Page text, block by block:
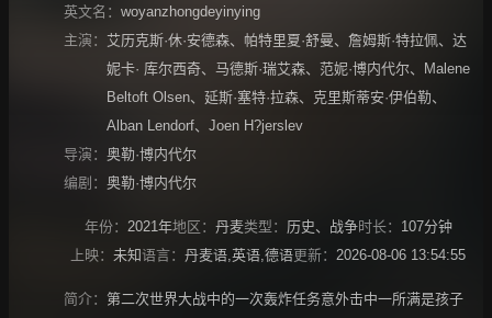
英文名： woyanzhongdeyinying
主演： 艾历克斯·休·安德森、 帕特里夏·舒曼、 詹姆斯·特拉佩、 达
妮卡· 库尔西奇、 马德斯·瑞艾森、 范妮·博内代尔、
Malene
Beltoft Olsen、 延斯·塞特·拉森、 克里斯蒂安·伊伯勒、
Alban Lendorf、 Joen H?jerslev
导演： 奥勒·博内代尔
编剧： 奥勒·博内代尔
年份： 2021年地区： 丹麦类型： 历史、 战争时长： 107分钟
上映： 未知语言： 丹麦语,英语,德语更新： 2026-08-06 13:54:55
简介： 第二次世界大战中的一次轰炸任务意外击中一所满是孩子